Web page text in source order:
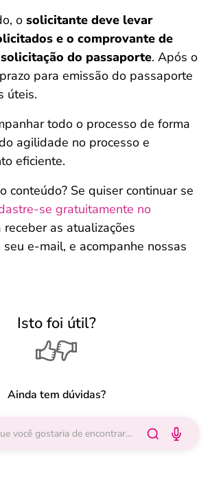
o solicitante deve levar
e o comprovante de
do passaporte. Após o
para emissão do passaporte
úteis.
todo o processo de forma
agilidade no processo e
eficiente.
conteúdo? Se quiser continuar se
se gratuitamente no
receber as atualizações
e-mail, e acompanhe nossas
Isto foi útil?
Ainda tem dúvidas?